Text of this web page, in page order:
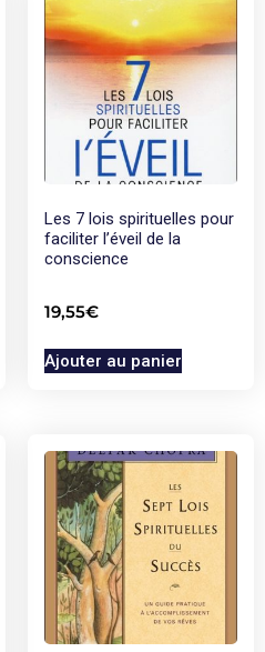
Les 7 lois spirituelles pour
faciliter l’éveil de la
conscience
19,55€
Ajouter au panier